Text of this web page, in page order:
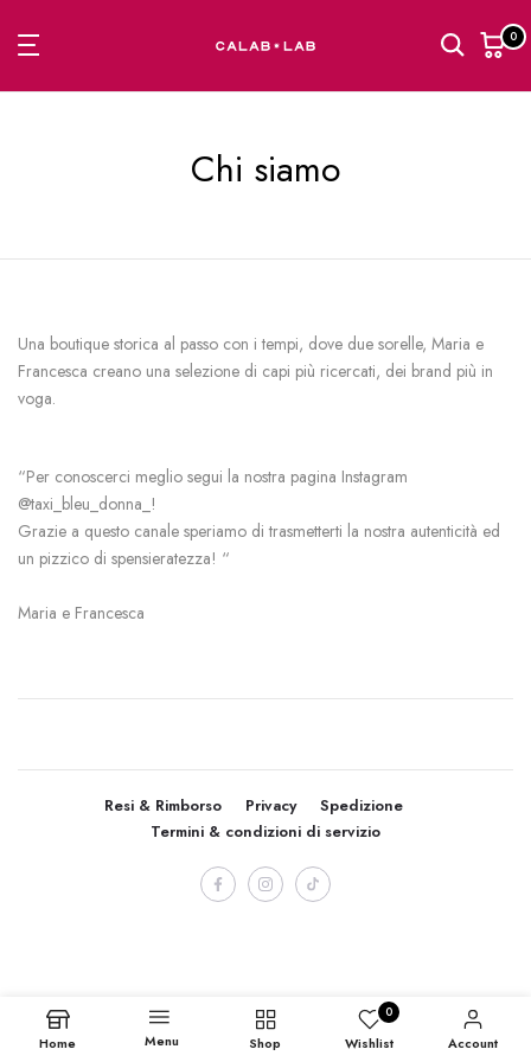
al
0
Chi siamo
Una boutique storica al passo con i tempi, dove due sorelle, Maria e
Francesca creano una selezione di capi più ricercati, dei brand più in
voga.
“Per conoscerci meglio segui la nostra pagina Instagram
@taxi_bleu_donna_!
Grazie a questo canale speriamo di trasmetterti la nostra autenticità ed
un pizzico di spensieratezza! “
Maria e Francesca
Resi & Rimborso Privacy
Spedizione
Termini & condizioni di servizio
Home Menu Shop
0
Wishlist Account